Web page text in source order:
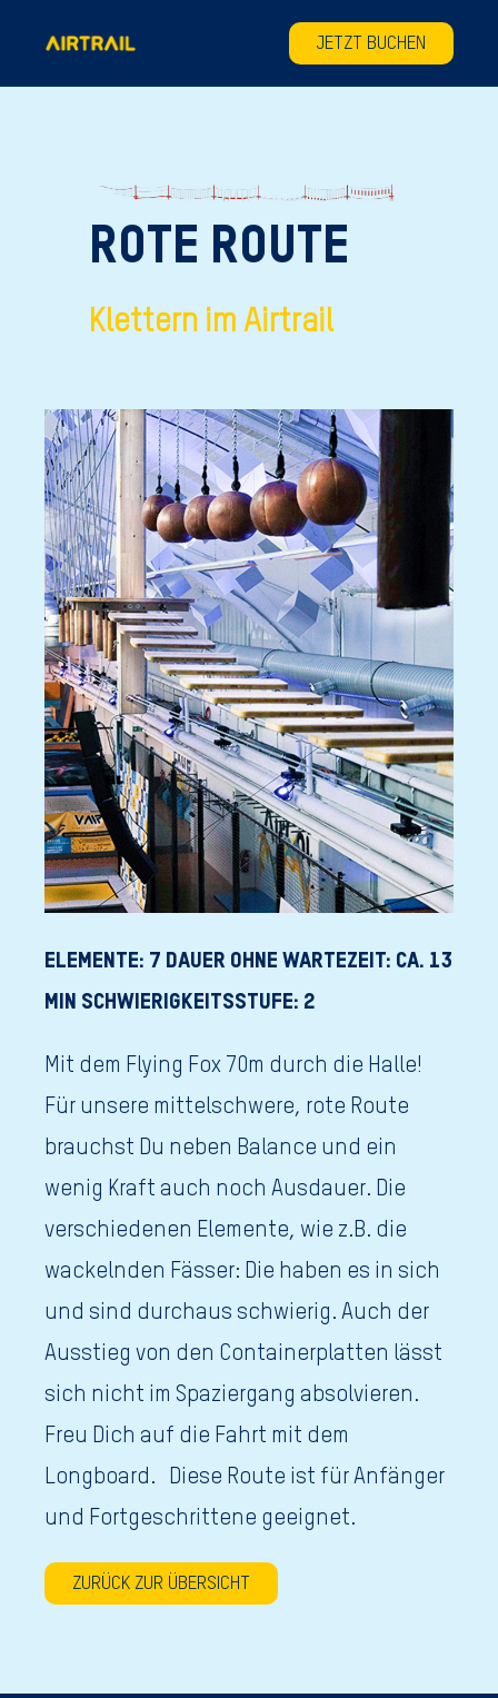
JETZT BUCHEN
ROTE ROUTE
Klettern im Airtrail
ELEMENTE: 7 DAUER OHNE WARTEZEIT: CA. 13
MIN SCHWIERIGKEITSSTUFE: 2
Mit dem Flying Fox 70m durch die Halle!
Für unsere mittelschwere, rote Route
brauchst Du neben Balance und ein
wenig Kraft auch noch Ausdauer. Die
verschiedenen Elemente, wie z.B. die
wackelnden Fässer: Die haben es in sich
und sind durchaus schwierig. Auch der
Ausstieg von den Containerplatten lässt
sich nicht im Spaziergang absolvieren.
Freu Dich auf die Fahrt mit dem
Longboard. Diese Route ist für Anfänger
und Fortgeschrittene geeignet.
ZURÜCK ZUR ÜBERSICHT